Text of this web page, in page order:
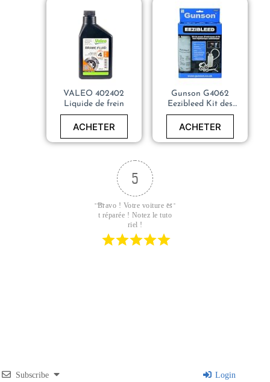
VALEO 402402
Liquide de frein
ACHETER
Gunson G4062
Eezibleed Kit des
Freins
ACHETER
5
Bravo ! Votre voiture es
t réparée ! Notez le tuto
riel !
Subscribe Login